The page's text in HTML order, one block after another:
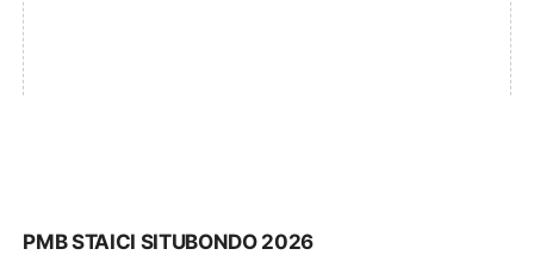
PMB STAICI SITUBONDO 2026